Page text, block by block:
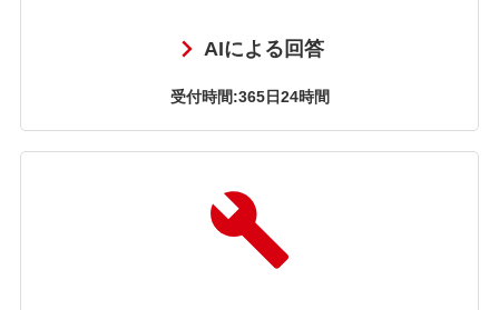
AIによる回答
受付時間:365日24時間